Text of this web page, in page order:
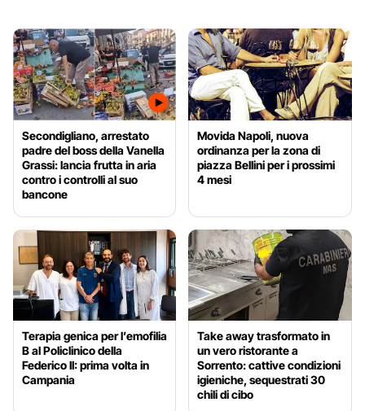
Secondigliano, arrestato
padre del boss della Vanella
Grassi: lancia frutta in aria
contro i controlli al suo
bancone
Movida Napoli, nuova
ordinanza per la zona di
piazza Bellini per i prossimi
4 mesi
Terapia genica per l’emofilia
B al Policlinico della
Federico II: prima volta in
Campania
Take away trasformato in
un vero ristorante a
Sorrento: cattive condizioni
igieniche, sequestrati 30
chili di cibo